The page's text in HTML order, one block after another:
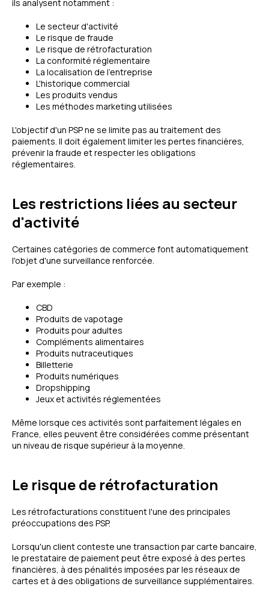
ils analysent notamment :
Le secteur d'activité
Le risque de fraude
Le risque de rétrofacturation
La conformité réglementaire
La localisation de l'entreprise
L'historique commercial
Les produits vendus
Les méthodes marketing utilisées
L'objectif d'un PSP ne se limite pas au traitement des
paiements. Il doit également limiter les pertes financières,
prévenir la fraude et respecter les obligations
réglementaires.
Les restrictions liées au secteur
d'activité
Certaines catégories de commerce font automatiquement
l'objet d'une surveillance renforcée.
Par exemple :
CBD
Produits de vapotage
Produits pour adultes
Compléments alimentaires
Produits nutraceutiques
Billetterie
Produits numériques
Dropshipping
Jeux et activités réglementées
Même lorsque ces activités sont parfaitement légales en
France, elles peuvent être considérées comme présentant
un niveau de risque supérieur à la moyenne.
Le risque de rétrofacturation
Les rétrofacturations constituent l'une des principales
préoccupations des PSP.
Lorsqu'un client conteste une transaction par carte bancaire,
le prestataire de paiement peut être exposé à des pertes
financières, à des pénalités imposées par les réseaux de
cartes et à des obligations de surveillance supplémentaires.